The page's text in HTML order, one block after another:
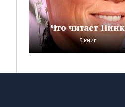
Что читает Пинк
5 книг